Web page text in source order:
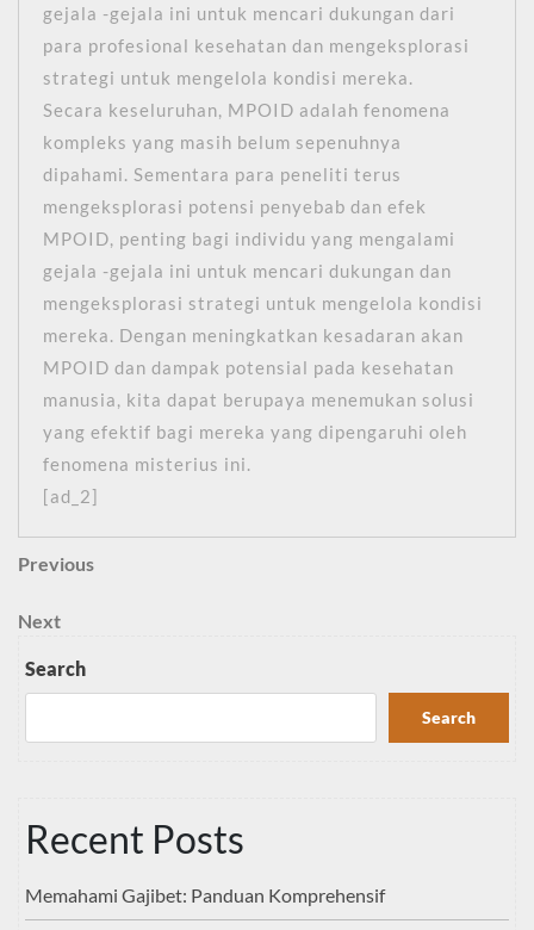
gejala -gejala ini untuk mencari dukungan dari
para profesional kesehatan dan mengeksplorasi
strategi untuk mengelola kondisi mereka.
Secara keseluruhan, MPOID adalah fenomena
kompleks yang masih belum sepenuhnya
dipahami. Sementara para peneliti terus
mengeksplorasi potensi penyebab dan efek
MPOID, penting bagi individu yang mengalami
gejala -gejala ini untuk mencari dukungan dan
mengeksplorasi strategi untuk mengelola kondisi
mereka. Dengan meningkatkan kesadaran akan
MPOID dan dampak potensial pada kesehatan
manusia, kita dapat berupaya menemukan solusi
yang efektif bagi mereka yang dipengaruhi oleh
fenomena misterius ini.
[ad_2]
Post
navigation
Previous
Previous
Next
Next
Search
Search
Recent Posts
Memahami Gajibet: Panduan Komprehensif